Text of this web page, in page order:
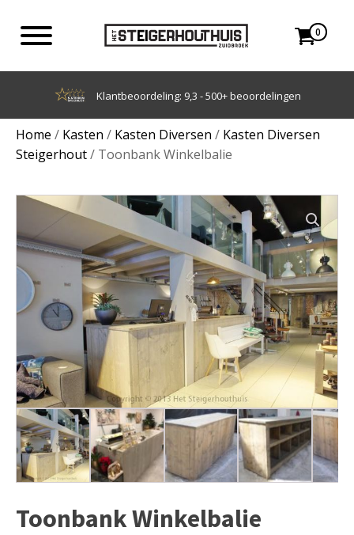
0
Achteraf betalen met Klarna
Home / Kasten / Kasten Diversen / Kasten Diversen
Steigerhout/ Toonbank Winkelbalie
Toonbank Winkelbalie